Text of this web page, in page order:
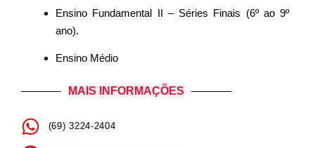
Ensino Fundamental II – Séries Finais (6º ao 9º
ano).
Ensino Médio
MAIS INFORMAÇÕES
(69) 3224-2404